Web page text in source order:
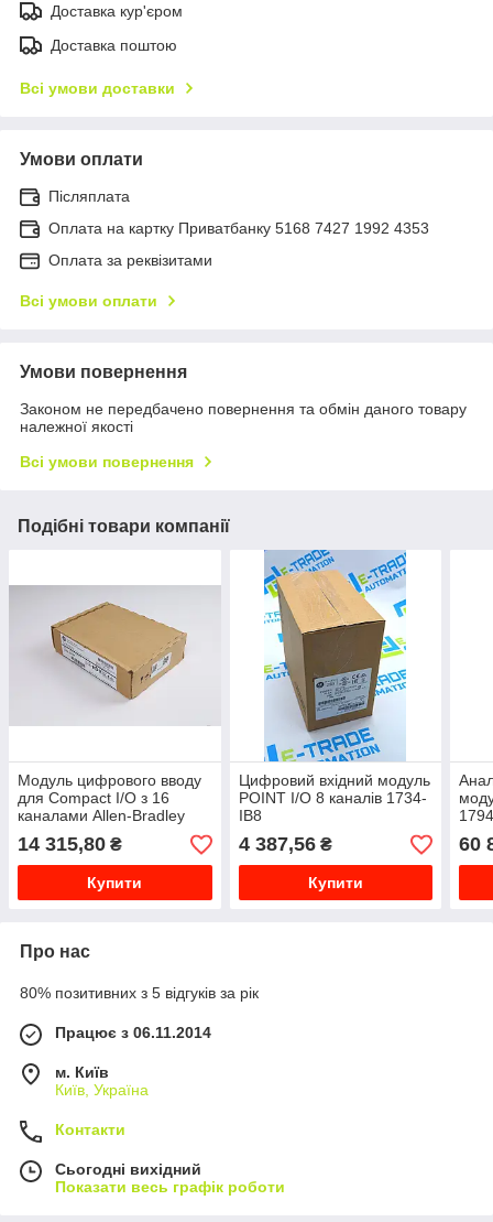
Доставка кур'єром
Доставка поштою
Всі умови доставки
Умови оплати
Післяплата
Оплата на картку Приватбанку 5168 7427 1992 4353
Оплата за реквізитами
Всі умови оплати
Умови повернення
Законом не передбачено повернення та обмін даного товару
належної якості
Всі умови повернення
Подібні товари компанії
Модуль цифрового вводу
для Compact I/O з 16
каналами Allen-Bradley
5069-IB16K
14 315,80 ₴
Купити
Цифровий вхідний модуль
POINT I/O 8 каналів 1734-
IB8
4 387,56₴
Купити
60
Про нас
80% позитивних з 5 відгуків за рік
Працює з 06.11.2014
м. Київ
Київ, Україна
Контакти
Сьогодні вихідний
Показати весь графік роботи